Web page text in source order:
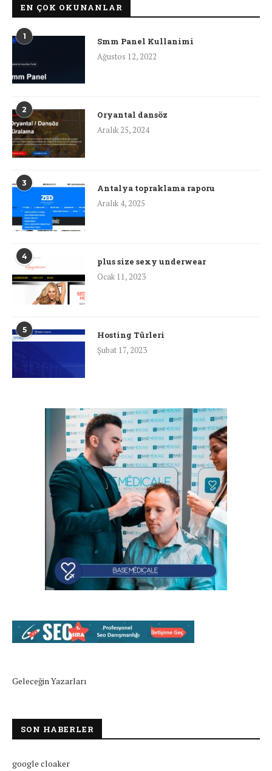
EN ÇOK OKUNANLAR
1
Smm Panel Kullanimi
Ağustos 12, 2022
2
Oryantal dansöz
Aralık 25, 2024
3
Antalya topraklama raporu
Aralık 4, 2025
4
plus size sexy underwear
Ocak 11, 2023
5
Hosting Türleri
Şubat 17, 2023
Geleceğin Yazarları
SON HABERLER
google cloaker